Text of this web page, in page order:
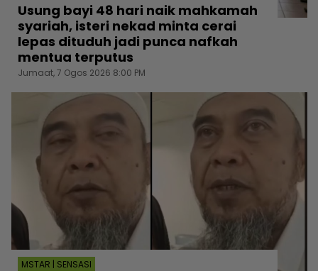
Usung bayi 48 hari naik mahkamah
syariah, isteri nekad minta cerai
lepas dituduh jadi punca nafkah
mentua terputus
Jumaat, 7 Ogos 2026 8:00 PM
MSTAR | SENSASI